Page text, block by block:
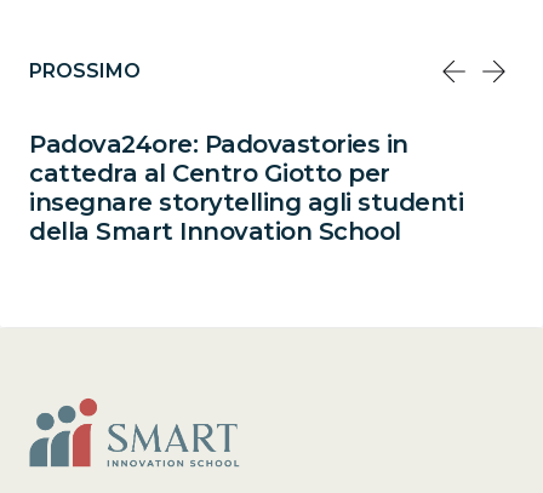
PROSSIMO
Padova24ore: Padovastories in
cattedra al Centro Giotto per
insegnare storytelling agli studenti
della Smart Innovation School